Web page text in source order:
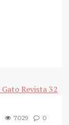
7029 0